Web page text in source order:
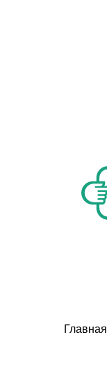
Главная